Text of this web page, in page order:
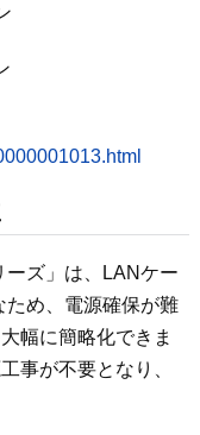
ーズ」は、LANケー
ため、電源確保が難
幅に簡略化できま
事が不要となり、